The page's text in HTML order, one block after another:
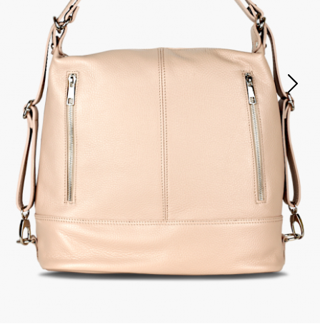
Šály a šátky
Manikúry
Kufry -21 % Služby
Dárkové poukazy
Extra výhodné
Bundy a kabáty -50 %
Česky